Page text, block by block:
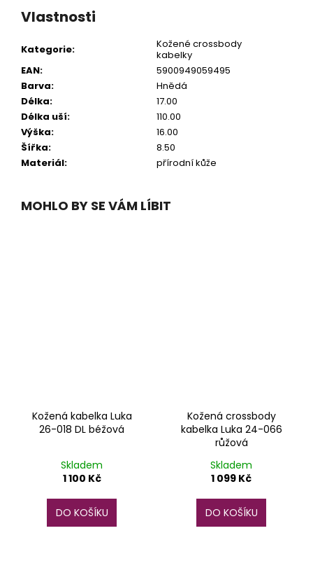
Vlastnosti
Kategorie:
Kožené crossbody
kabelky
EAN:
5900949059495
Barva:
Hnědá
Délka:
17.00
Délka uší:
110.00
Výška:
16.00
Šířka:
8.50
Materiál: přírodní kůže
MOHLO BY SE VÁM LÍBIT
Kožená kabelka Luka
26-018 DL béžová
Skladem
1 100 Kč
DO KOŠÍKU
Kožená crossbody
kabelka Luka 24-066
růžová
Skladem
1 099 Kč
DO KOŠÍKU